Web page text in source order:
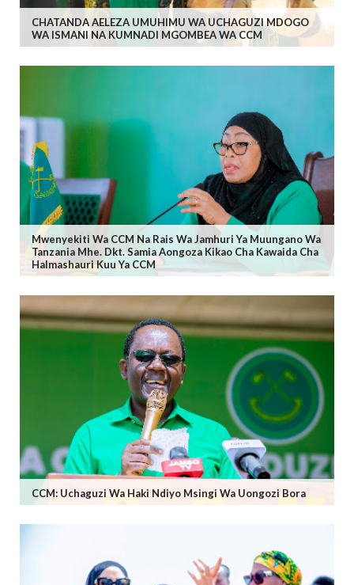
CHATANDA AELEZA UMUHIMU WA UCHAGUZI MDOGO
WA ISMANI NA KUMNADI MGOMBEA WA CCM
Mwenyekiti Wa CCM Na Rais Wa Jamhuri Ya Muungano Wa
Tanzania Mhe. Dkt. Samia Aongoza Kikao Cha Kawaida Cha
Halmashauri Kuu Ya CCM
CCM: Uchaguzi Wa Haki Ndiyo Msingi Wa Uongozi Bora